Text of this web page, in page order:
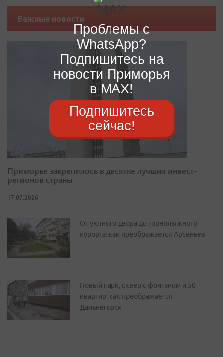
Важные новости
Приморье закрепилось в десятке лучших инвест-
регионов страны
17.07.2026
От уютного двора до горнолыжного
курорта: как преображается Арсеньев
Новый парк, сквер с фонтаном и 50
квартир: как преображается
Дальнегорск
Проблемы с
WhatsApp?
Подпишитесь на
новости Приморья
в MAX!
Подпишитесь
сейчас!